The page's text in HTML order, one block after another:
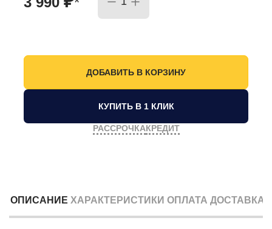
КУПИТЬ В 1 КЛИК
РАССРОЧКАКРЕДИТ
ОПИСАНИЕ ХАРАКТЕРИСТИКИ ОПЛАТА ДОСТАВКА